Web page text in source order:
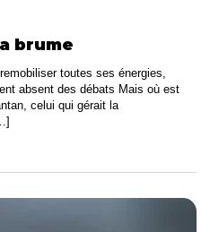
brume
toutes ses énergies,
absent des débats Mais où est
celui qui gérait la